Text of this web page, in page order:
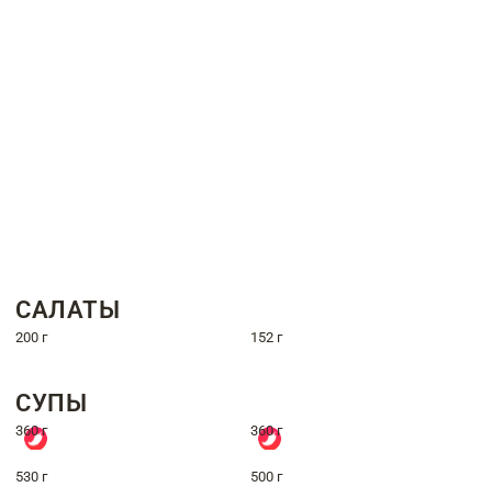
САЛАТЫ
200 г 152 г
СУПЫ
360 г 360 г
530 г 500 г